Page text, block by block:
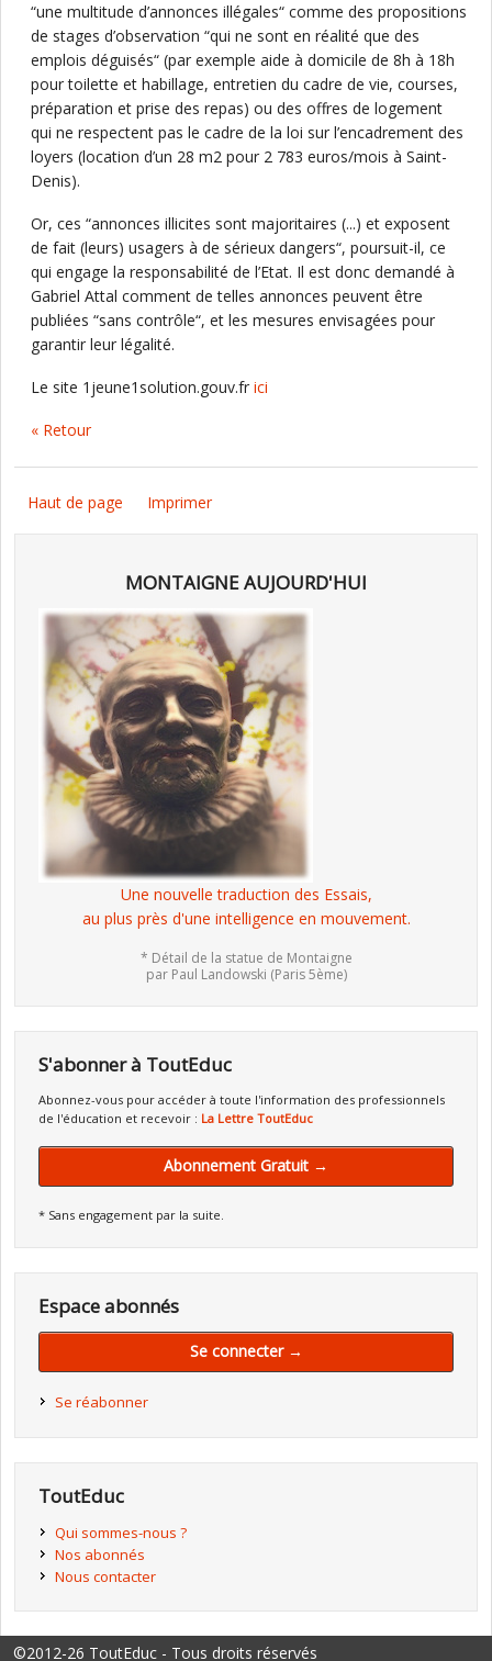
“une multitude d’annonces illégales“ comme des propositions
de stages d’observation “qui ne sont en réalité que des
emplois déguisés“ (par exemple aide à domicile de 8h à 18h
pour toilette et habillage, entretien du cadre de vie, courses,
préparation et prise des repas) ou des offres de logement
qui ne respectent pas le cadre de la loi sur l’encadrement des
loyers (location d’un 28 m2 pour 2 783 euros/mois à Saint-
Denis).
Or, ces “annonces illicites sont majoritaires (...) et exposent
de fait (leurs) usagers à de sérieux dangers“, poursuit-il, ce
qui engage la responsabilité de l’Etat. Il est donc demandé à
Gabriel Attal comment de telles annonces peuvent être
publiées “sans contrôle“, et les mesures envisagées pour
garantir leur légalité.
Le site 1jeune1solution.gouv.fr ici
« Retour
Haut de page Imprimer
MONTAIGNE AUJOURD'HUI
Une nouvelle traduction des Essais,
au plus près d'une intelligence en mouvement.
* Détail de la statue de Montaigne
par Paul Landowski (Paris 5ème)
S'abonner à ToutEduc
Abonnez-vous pour accéder à toute l'information des professionnels
de l'éducation et recevoir : La Lettre ToutEduc
Abonnement Gratuit →
* Sans engagement par la suite.
Espace abonnés
Se connecter →
Se réabonner
ToutEduc
Qui sommes-nous ?
Nos abonnés
Nous contacter
©2012-26 ToutEduc - Tous droits réservés